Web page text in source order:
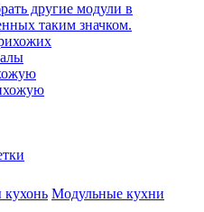
другие модули в
таким значком.
кухонь Модульные кухни